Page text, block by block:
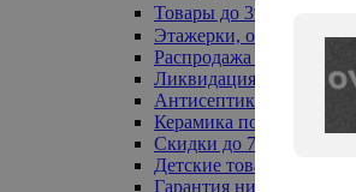
Товары до 399₽
Этажерки, обувницы
Распродажа текстиля до
Ликвидация до -70%
Антисептики
Керамика по 129 руб
Скидки до 70%
Детские товары
Гарантия низкой цены